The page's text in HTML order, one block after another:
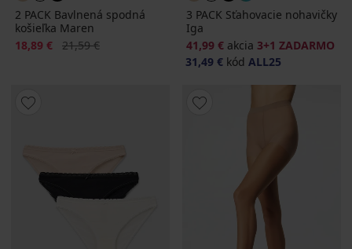
2 PACK Bavlnená spodná
košieľka Maren
Zľava
18,89 € Pôvodná cena
21,59 €
3 PACK Sťahovacie nohavičky
Iga
41,99 € akcia 3+1 ZADARMO
31,49 € kód ALL25